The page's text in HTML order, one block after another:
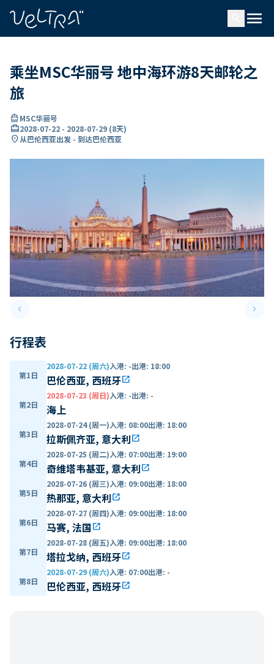
menu
乘坐MSC华丽号 地中海环游8天邮轮之
旅
directions_boatMSC华丽号
card_travel2028-07-22 - 2028-07-29 (8天)
location_on从巴伦西亚出发 - 到达巴伦西亚
keyboard_arrow_leftPrevious slide keyboard_arrow_right
行程表
第1日
2028-07-22 (周六)入港: -出港: 18:00
巴伦西亚, 西班牙open_in_new
第2日
2028-07-23 (周日)入港: -出港: -
海上
第3日
2028-07-24 (周一)入港: 08:00出港: 18:00
拉斯佩齐亚, 意大利open_in_new
第4日
2028-07-25 (周二)入港: 07:00出港: 19:00
奇维塔韦基亚, 意大利open_in_new
第5日
2028-07-26 (周三)入港: 09:00出港: 18:00
热那亚, 意大利open_in_new
第6日
2028-07-27 (周四)入港: 09:00出港: 18:00
马赛, 法国open_in_new
第7日
2028-07-28 (周五)入港: 09:00出港: 18:00
塔拉戈纳, 西班牙open_in_new
第8日
2028-07-29 (周六)入港: 07:00出港: -
巴伦西亚, 西班牙open_in_new